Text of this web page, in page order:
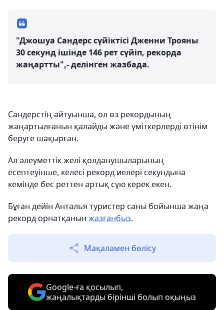
"Джошуа Сандерс сүйіктісі Дженни Трояны
30 секунд ішінде 146 рет сүйіп, рекорда
жаңартты",- делінген жазбада.
Сандерстің айтуынша, ол өз рекордының
жаңартылғанын қалайды және үміткерлерді өтінім
беруге шақырған.
Ал әлеуметтік желі қолданушыларының
есептеуінше, келесі рекорд иелері секундына
кемінде бес реттен артық сүю керек екен.
Бұған дейін Анталья туристер саны бойынша жаңа
рекорд орнатқанын жазғанбыз.
Мақаламен бөлісу
Google-ға қосылып,
жаңалықтарды бірінші болып оқыңыз